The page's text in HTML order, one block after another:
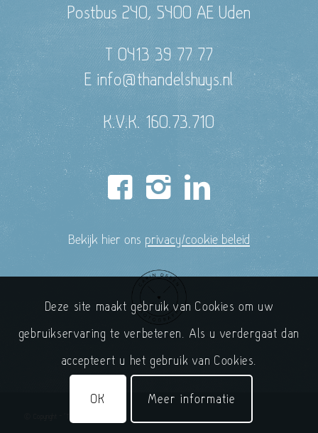
Postbus 240, 5400 AE Uden
T 0413 39 77 77
E info@thandelshuys.nl
K.V.K. 160.73.710
Bekijk hier ons privacy/cookie beleid
Deze site maakt gebruik van Cookies om uw
gebruikservaring te verbeteren. Als u verdergaat dan
accepteert u het gebruik van Cookies.
OK Meer informatie